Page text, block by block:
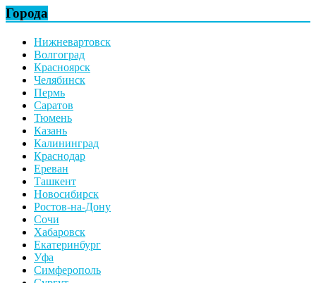
Города
Нижневартовск
Волгоград
Красноярск
Челябинск
Пермь
Саратов
Тюмень
Казань
Калининград
Краснодар
Ереван
Ташкент
Новосибирск
Ростов-на-Дону
Сочи
Хабаровск
Екатеринбург
Уфа
Симферополь